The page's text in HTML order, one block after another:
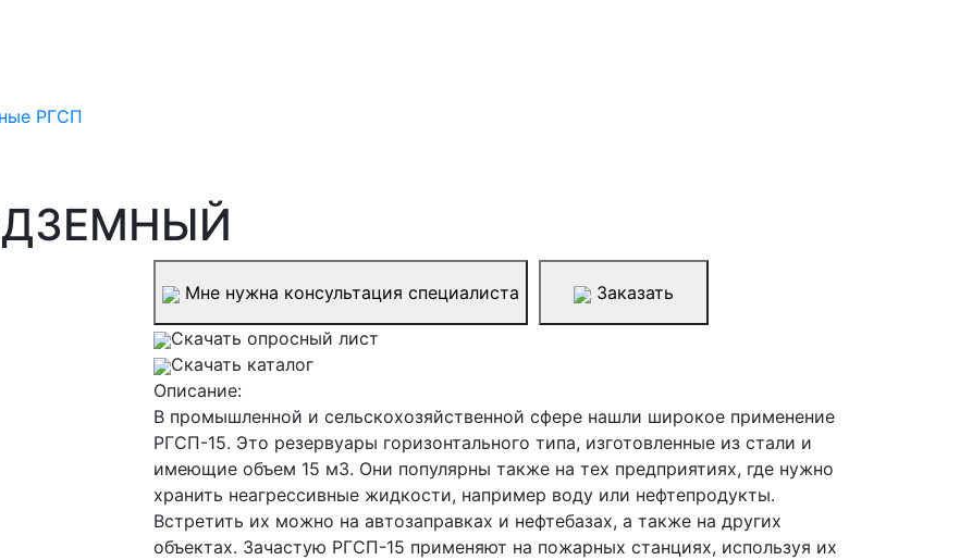
РГСП
Мне нужна консультация специалиста Заказать
Скачать опросный лист
Скачать каталог
Описание:
В промышленной и сельскохозяйственной сфере нашли широкое применение
РГСП-15. Это резервуары горизонтального типа, изготовленные из стали и
имеющие объем 15 м3. Они популярны также на тех предприятиях, где нужно
хранить неагрессивные жидкости, например воду или нефтепродукты.
Встретить их можно на автозаправках и нефтебазах, а также на других
объектах. Зачастую РГСП-15 применяют на пожарных станциях, используя их